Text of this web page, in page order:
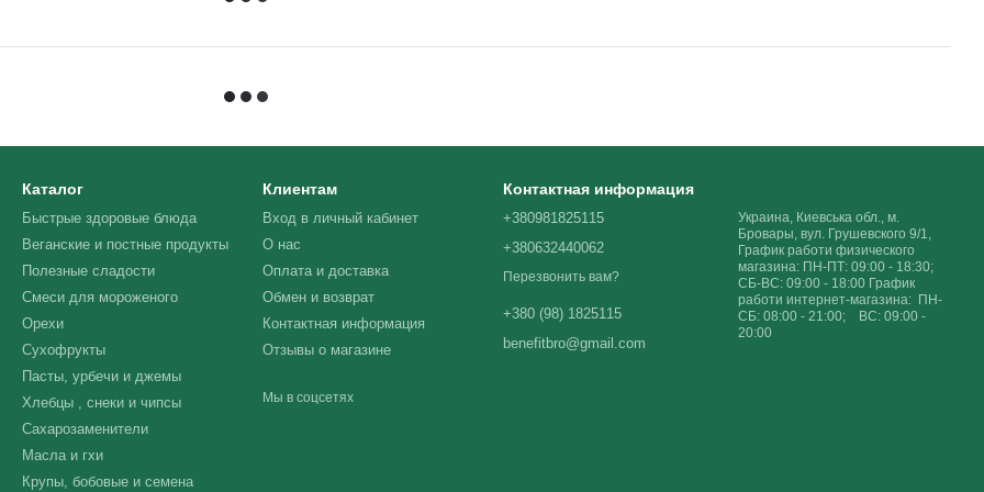
Каталог
Быстрые здоровые блюда
Веганские и постные продукты
Полезные сладости
Смеси для мороженого
Орехи
Сухофрукты
Пасты, урбечи и джемы
Хлебцы , снеки и чипсы
Сахарозаменители
Масла и гхи
Крупы, бобовые и семена
Клиентам
Вход в личный кабинет
О нас
Оплата и доставка
Обмен и возврат
Контактная информация
Отзывы о магазине
Мы в соцсетях
Контактная информация
+380981825115
+380632440062
Перезвонить вам?
+380 (98) 1825115
benefitbro@gmail.com
Украина, Киевська обл., м.
Бровары, вул. Грушевского 9/1,
График работи физического
магазина: ПН-ПТ: 09:00 - 18:30;
СБ-ВС: 09:00 - 18:00 График
работи интернет-магазина: ПН-
СБ: 08:00 - 21:00; ВС: 09:00 -
20:00